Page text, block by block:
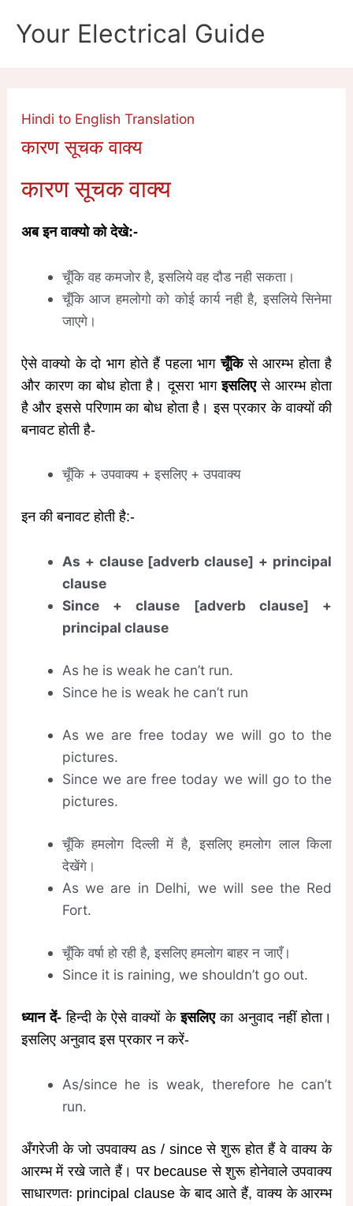
Your Electrical Guide
Hindi to English Translation
कारण सूचक वाक्य
कारण सूचक वाक्य
अब इन वाक्यो को देखे:-
चूँकि वह कमजोर है, इसलिये वह दौड नही सकता।
चूँकि आज हमलोगो को कोई कार्य नही है, इसलिये सिनेमा
जाएगे।
ऐसे वाक्यो के दो भाग होते हैं पहला भागचूँकिसे आरम्भ होता है
और कारण का बोध होता है। दूसरा भागइसलिएसे आरम्भ होता
है और इससे परिणाम का बोध होता है। इस प्रकार के वाक्यों की
बनावट होती है-
चूँकि + उपवाक्य + इसलिए + उपवाक्य
इन की बनावट होती है:-
As + clause [adverb clause] + principal
clause
Since + clause [adverb clause] +
principal clause
As he is weak he can’t run.
Since he is weak he can’t run
As we are free today we will go to the
pictures.
Since we are free today we will go to the
pictures.
चूँकि हमलोग दिल्ली में है, इसलिए हमलोग लाल किला
देखेंगे।
As we are in Delhi, we will see the Red
Fort.
चूँकि वर्षा हो रही है, इसलिए हमलोग बाहर न जाएँ।
Since it is raining, we shouldn’t go out.
ध्यान दें- हिन्दी के ऐसे वाक्यों केइसलिएका अनुवाद नहीं होता।
इसलिए अनुवाद इस प्रकार न करें-
As/since he is weak, therefore he can’t
run.
अँगरेजी के जो उपवाक्य as / since से शुरू होत हैं वे वाक्य के
आरम्भ में रखे जाते हैं। पर because से शुरू होनेवाले उपवाक्य
साधारणतः principal clause के बाद आते हैं, वाक्य के आरम्भ